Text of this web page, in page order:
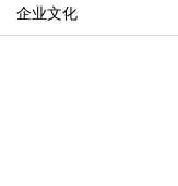
企业文化